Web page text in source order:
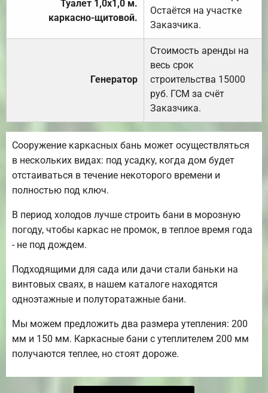
Туалет 1,0х1,0 м.
каркасно-щитовой.
Остаётся на участке
Заказчика.
Генератор
Стоимость аренды на
весь срок
строительства 15000
руб. ГСМ за счёт
Заказчика.
Сооружение каркасных бань может осуществляться
в нескольких видах: под усадку, когда дом будет
отстаиваться в течение некоторого времени и
полностью под ключ.
В период холодов лучше строить бани в морозную
погоду, чтобы каркас не промок, в теплое время года
- не под дождем.
Подходящими для сада или дачи стали баньки на
винтовых сваях, в нашем каталоге находятся
одноэтажные и полуторатажные бани.
Мы можем предложить два размера утепления: 200
мм и 150 мм. Каркасные бани с утеплителем 200 мм
получаются теплее, но стоят дороже.